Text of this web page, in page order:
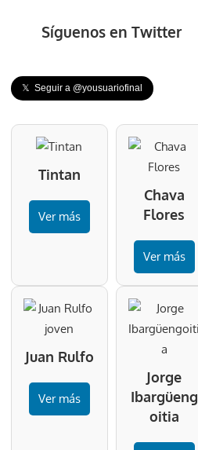
Síguenos en Twitter
𝕏 Seguir a @yousuariofinal
Tintan
Ver más
Chava
Flores
Ver más
Juan Rulfo
Ver más
Jorge
Ibargüeng
oitia